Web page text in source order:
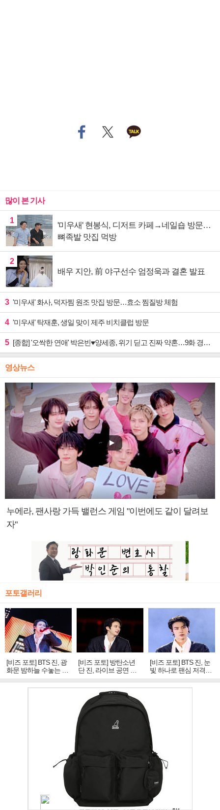
많이 본 기사
1
'미우새' 현봉식, 디저트 카페→네일숍 방문…
뼈족발 맛집 먹방
2
배우 지안, 前 야구선수 엄정욱과 결혼 발표
3 '미우새' 화사, 덕자찜 원조 맛집 방문…효소 찜질방 체험
4 '미우새' 탁재훈, 생일 맞이 제주 비치클럽 방문
5 [종합] '오싹한 연애' 박은빈♥양세종, 위기 딛고 진짜 약혼…9화 경영권 사수 작전 예고
영상뉴스
누에라, 팬사랑 가득 밸런스 게임 "이번에도 같이 달려보
자"
포토갤러리
[비즈 포토] BTS 진, 광
화문 밤하늘 수놓는 '비
주얼 킹'의 열창
[비즈 포토] 방탄소년
단 진, 라이브 공연 중
빛나는 독보적 아우라
[비즈 포토] BTS 진, 눈
빛 하나로 팬심 저격…
독보적 카리스마